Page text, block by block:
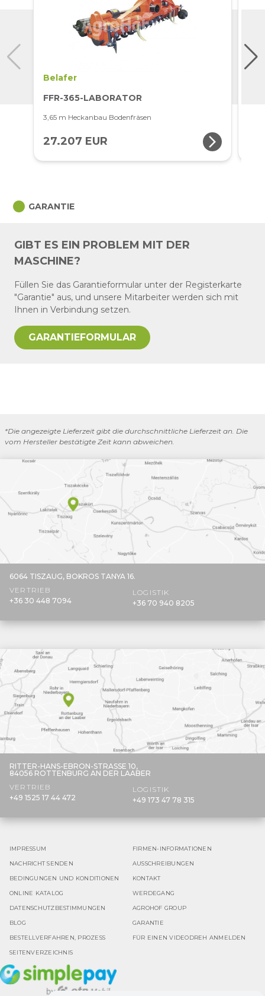
Belafer
FFR-365-LABORATOR
3,65 m Heckanbau Bodenfräsen
27.207 EUR arrow_forward_ios
circle GARANTIE
GIBT ES EIN PROBLEM MIT DER
MASCHINE?
Füllen Sie das Garantieformular unter der Registerkarte
"Garantie" aus, und unsere Mitarbeiter werden sich mit
Ihnen in Verbindung setzen.
GARANTIEFORMULAR
*Die angezeigte Lieferzeit gibt die durchschnittliche Lieferzeit an. Die
vom Hersteller bestätigte Zeit kann abweichen.
6064 TISZAUG, BOKROS TANYA 16.
VERTRIEB
+36 30 448 7094
LOGISTIK
+36 70 940 8205
RITTER-HANS-EBRON-STRASSE 10,
84056 ROTTENBURG AN DER LAABER
VERTRIEB
+49 1525 17 44 472
LOGISTIK
+49 173 47 78 315
IMPRESSUM FIRMEN-INFORMATIONEN
NACHRICHT SENDEN AUSSCHREIBUNGEN
BEDINGUNGEN UND KONDITIONEN KONTAKT
ONLINE KATALOG WERDEGANG
DATENSCHUTZBESTIMMUNGEN AGROHOF GROUP
BLOG GARANTIE
BESTELLVERFAHREN, PROZESS FÜR EINEN VIDEODREH ANMELDEN
SEITENVERZEICHNIS